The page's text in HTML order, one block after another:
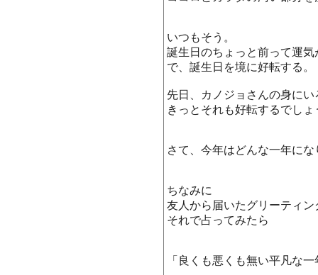
いつもそう。
誕生日のちょっと前って運気
で、誕生日を境に好転する。
先日、カノジョさんの身に
きっとそれも好転するでし
さて、今年はどんな一年に
ちなみに
友人から届いたグリーティ
それで占ってみたら
「良くも悪くも無い平凡な